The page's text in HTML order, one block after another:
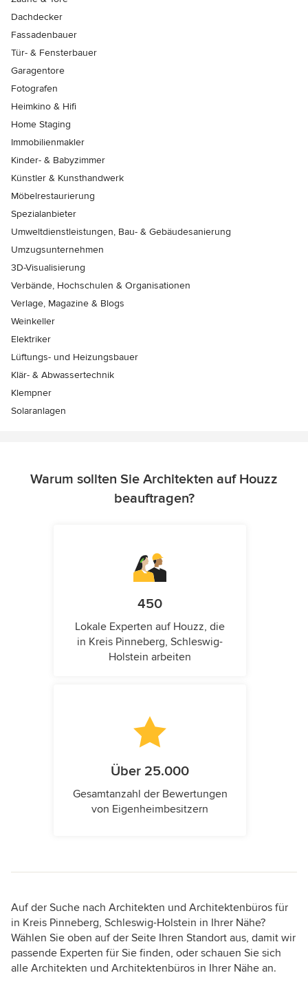
Dachdecker
Fassadenbauer
Tür- & Fensterbauer
Garagentore
Fotografen
Heimkino & Hifi
Home Staging
Immobilienmakler
Kinder- & Babyzimmer
Künstler & Kunsthandwerk
Möbelrestaurierung
Spezialanbieter
Umweltdienstleistungen, Bau- & Gebäudesanierung
Umzugsunternehmen
3D-Visualisierung
Verbände, Hochschulen & Organisationen
Verlage, Magazine & Blogs
Weinkeller
Elektriker
Lüftungs- und Heizungsbauer
Klär- & Abwassertechnik
Klempner
Solaranlagen
Warum sollten Sie Architekten auf Houzz
beauftragen?
450
Lokale Experten auf Houzz, die
in Kreis Pinneberg, Schleswig-
Holstein arbeiten
Über 25.000
Gesamtanzahl der Bewertungen
von Eigenheimbesitzern
Auf der Suche nach Architekten und Architektenbüros für
in Kreis Pinneberg, Schleswig-Holstein in Ihrer Nähe?
Wählen Sie oben auf der Seite Ihren Standort aus, damit wir
passende Experten für Sie finden, oder schauen Sie sich
alle Architekten und Architektenbüros in Ihrer Nähe an.